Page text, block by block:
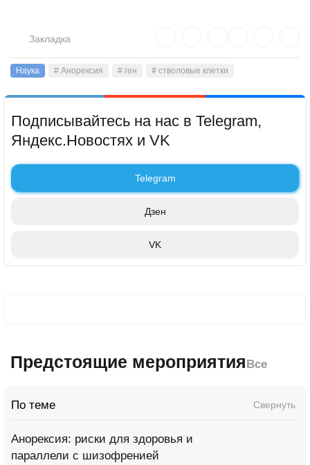
Закладка
Наука # Анорексия # ген # стволовые клетки
Подписывайтесь на нас в Telegram,
Яндекс.Новостях и VK
Telegram
Дзен
VK
Предстоящие мероприятияВсе
По теме Свернуть
Анорексия: риски для здоровья и
параллели с шизофренией